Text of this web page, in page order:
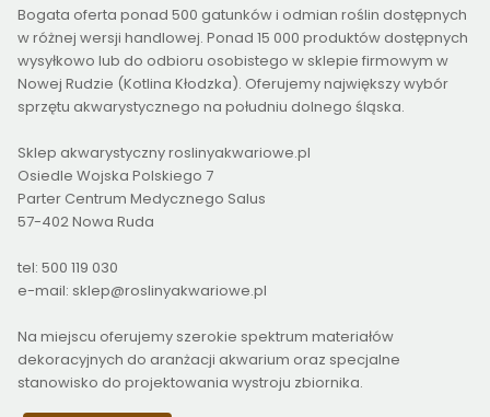
Bogata oferta ponad 500 gatunków i odmian roślin dostępnych
w różnej wersji handlowej. Ponad 15 000 produktów dostępnych
wysyłkowo lub do odbioru osobistego w sklepie firmowym w
Nowej Rudzie (Kotlina Kłodzka). Oferujemy największy wybór
sprzętu akwarystycznego na południu dolnego śląska.
Sklep akwarystyczny roslinyakwariowe.pl
Osiedle Wojska Polskiego 7
Parter Centrum Medycznego Salus
57-402 Nowa Ruda
tel: 500 119 030
e-mail: sklep@roslinyakwariowe.pl
Na miejscu oferujemy szerokie spektrum materiałów
dekoracyjnych do aranżacji akwarium oraz specjalne
stanowisko do projektowania wystroju zbiornika.